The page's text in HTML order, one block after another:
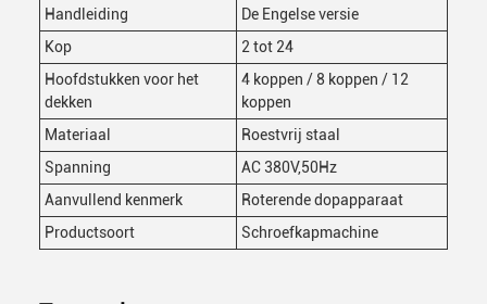
Handleiding
De Engelse versie
Kop
2 tot 24
Hoofdstukken voor het
dekken
4 koppen / 8 koppen / 12
koppen
Materiaal
Roestvrij staal
Spanning
AC 380V,50Hz
Aanvullend kenmerk
Roterende dopapparaat
Productsoort
Schroefkapmachine